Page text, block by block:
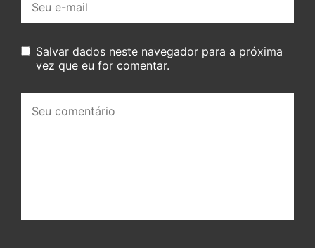
mail:
Salvar dados neste navegador para a próxima
vez que eu for comentar.
comentário: